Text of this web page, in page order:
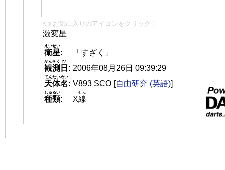
👈 お気に入りのアイコンをクリック！
激変星
衛星
えいせい
:
「すざく」
観測
かんそく
日
び
: 2006年08月26日 09:39:29
天体名
てんたいめい
: V893 SCO [自由研究 (英語)]
種類
しゅるい
: X線
せん